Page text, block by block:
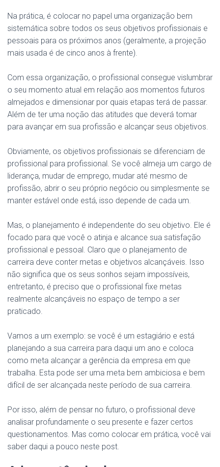
Na prática, é colocar no papel uma organização bem
sistemática sobre todos os seus objetivos profissionais e
pessoais para os próximos anos (geralmente, a projeção
mais usada é de cinco anos à frente).
Com essa organização, o profissional consegue vislumbrar
o seu momento atual em relação aos momentos futuros
almejados e dimensionar por quais etapas terá de passar.
Além de ter uma noção das atitudes que deverá tomar
para avançar em sua profissão e alcançar seus objetivos.
Obviamente, os objetivos profissionais se diferenciam de
profissional para profissional. Se você almeja um cargo de
liderança, mudar de emprego, mudar até mesmo de
profissão, abrir o seu próprio negócio ou simplesmente se
manter estável onde está, isso depende de cada um.
Mas, o planejamento é independente do seu objetivo. Ele é
focado para que você o atinja e alcance sua satisfação
profissional e pessoal. Claro que o planejamento de
carreira deve conter metas e objetivos alcançáveis. Isso
não significa que os seus sonhos sejam impossíveis,
entretanto, é preciso que o profissional fixe metas
realmente alcançáveis no espaço de tempo a ser
praticado.
Vamos a um exemplo: se você é um estagiário e está
planejando a sua carreira para daqui um ano e coloca
como meta alcançar a gerência da empresa em que
trabalha. Esta pode ser uma meta bem ambiciosa e bem
difícil de ser alcançada neste período de sua carreira.
Por isso, além de pensar no futuro, o profissional deve
analisar profundamente o seu presente e fazer certos
questionamentos. Mas como colocar em prática, você vai
saber daqui a pouco neste post.